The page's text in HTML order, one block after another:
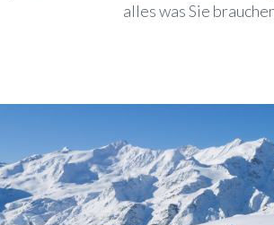
alles was Sie